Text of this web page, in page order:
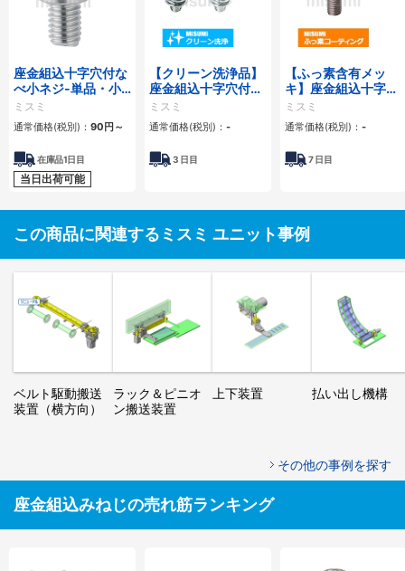
座金組込十字穴付な
べ小ネジ-単品・小
箱 SW組込
ミスミ
通常価格(税別)： 90円～
在庫品1日目
当日出荷可能
【クリーン洗浄品】
座金組込十字穴付な
べ小ネジ-単品・小
箱
ミスミ
通常価格(税別)： -
3 日目
【ふっ素含有メッ
キ】座金組込十字穴
付なべ小ネジ－単
品・小箱－
ミスミ
通常価格(税別)： -
7日目
この商品に関連するミスミ ユニット事例
ベルト駆動搬送
装置（横方向）
ラック＆ピニオ
ン搬送装置
上下装置 払い出し機構
その他の事例を探す
座金組込みねじの売れ筋ランキング